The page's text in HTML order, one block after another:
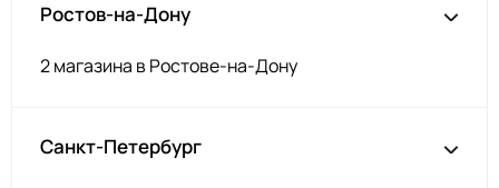
Ростов-на-Дону
2 магазина в Ростове-на-Дону
Санкт-Петербург